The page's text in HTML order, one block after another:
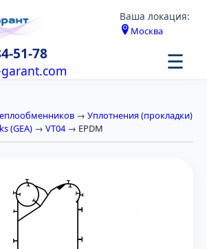
Ваша локация:
Москва
51-78 ☰
→ Уплотнения (прокладки)
(GEA) → VT04 → EPDM